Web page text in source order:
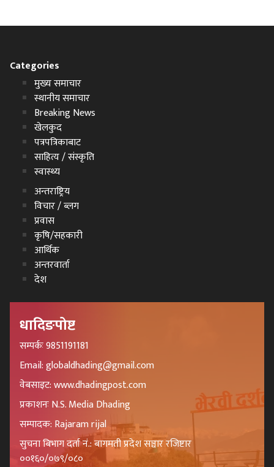
Categories
मुख्य समाचार
स्थानीय समाचार
Breaking News
खेलकुद
पत्रपत्रिकाबाट
साहित्य / संस्कृति
स्वास्थ्य
अन्तराष्ट्रिय
विचार / ब्लग
प्रवास
कृषि/सहकारी
आर्थिक
अन्तरवार्ता
देश
धादिङपोष्ट
सम्पर्कः 9851191181
Email: globaldhading@gmail.com
वेबसाइट: www.dhadingpost.com
प्रकाशनः N.S. Media Dhading
सम्पादक: Rajaram rijal
सुचना बिभाग दर्ता नं.: बागमती प्रदेश सञ्चार रजिष्टार
००१६०/०७९/०८०